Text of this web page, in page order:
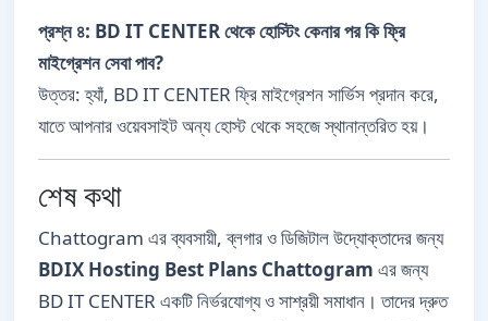
প্রশ্ন ৪: BD IT CENTER থেকে হোস্টিং কেনার পর কি ফ্রি
মাইগ্রেশন সেবা পাব?
উত্তর: হ্যাঁ, BD IT CENTER ফ্রি মাইগ্রেশন সার্ভিস প্রদান করে,
যাতে আপনার ওয়েবসাইট অন্য হোস্ট থেকে সহজে স্থানান্তরিত হয়।
শেষ কথা
Chattogram এর ব্যবসায়ী, ব্লগার ও ডিজিটাল উদ্যোক্তাদের জন্য
BDIX Hosting Best Plans Chattogram এর জন্য
BD IT CENTER একটি নির্ভরযোগ্য ও সাশ্রয়ী সমাধান। তাদের দ্রুত